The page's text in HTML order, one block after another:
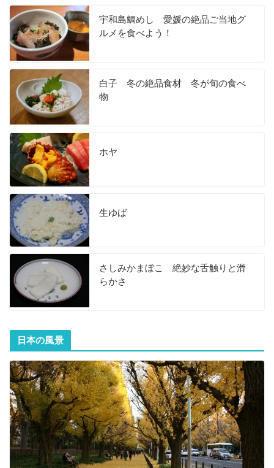
宇和島鯛めし 愛媛の絶品ご当地グ
ルメを食べよう！
白子 冬の絶品食材 冬が旬の食べ
物
ホヤ
生ゆば
さしみかまぼこ 絶妙な舌触りと滑
らかさ
日本の風景